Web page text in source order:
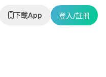
下載App 登入/註冊